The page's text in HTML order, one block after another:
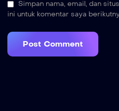
Simpan nama, email, dan
ini untuk komentar saya